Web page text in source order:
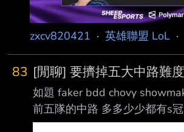
zxcv820421 · 英雄聯盟 LoL ·
83 [閒聊] 要擠掉五大中路難
如題 faker bdd chovy
前五隊的中路 多多少少都有s
類的 但平均年齡26+了 其他位